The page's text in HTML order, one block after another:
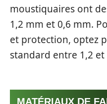
moustiquaires ont
1,2 mm et 0,6 mm.
et protection, optez
standard entre 1,2 et
MATÉRIAUX DE